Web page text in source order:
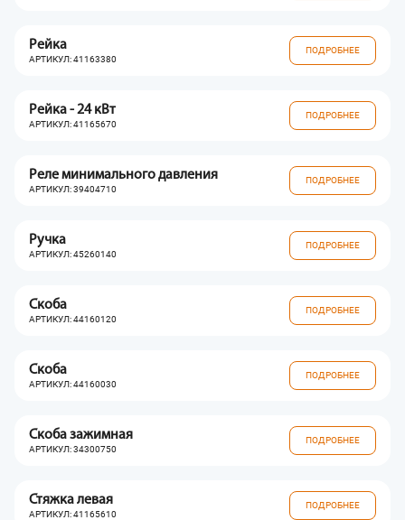
Рейка
АРТИКУЛ: 41163380
ПОДРОБНЕЕ
Рейка - 24 кВт
АРТИКУЛ: 41165670
ПОДРОБНЕЕ
Реле минимального давления
АРТИКУЛ: 39404710
ПОДРОБНЕЕ
Ручка
АРТИКУЛ: 45260140
ПОДРОБНЕЕ
Скоба
АРТИКУЛ: 44160120
ПОДРОБНЕЕ
Скоба
АРТИКУЛ: 44160030
ПОДРОБНЕЕ
Скоба зажимная
АРТИКУЛ: 34300750
ПОДРОБНЕЕ
Стяжка левая
АРТИКУЛ: 41165610
ПОДРОБНЕЕ